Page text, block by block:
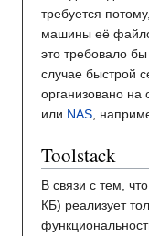
требуется
машины её
это требовало
случае быстрой
организовано на
или NAS ,
Toolstack
В связи с тем,
КБ) реализует